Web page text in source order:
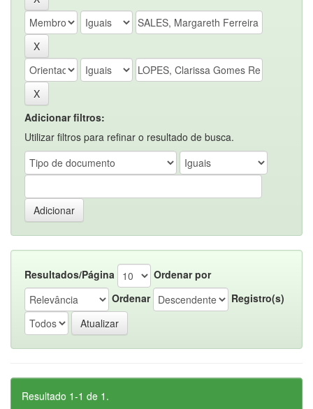
Adicionar filtros:
Utilizar filtros para refinar o resultado de busca.
Resultados/Página
Ordenar por
Ordenar
Registro(s)
Resultado 1-1 de 1.